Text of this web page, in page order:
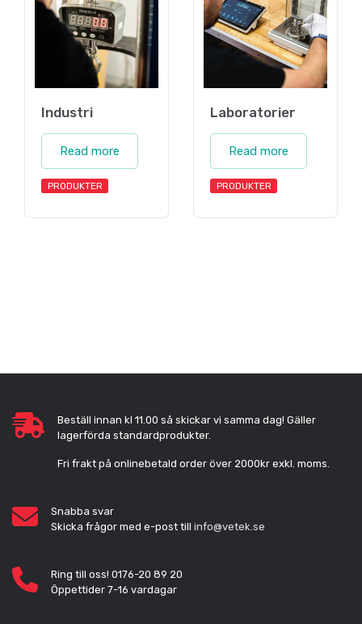
Industri
Read more
PRODUKTER
Laboratorier
Read more
PRODUKTER
Beställ innan kl 11.00 så skickar vi samma dag! Gäller
lagerförda standardprodukter.
Fri frakt på onlinebetald order över 2000kr exkl. moms.
Snabba svar
Skicka frågor med e-post till info@vetek.se
Ring till oss! 0176-20 89 20
Öppettider 7-16 vardagar